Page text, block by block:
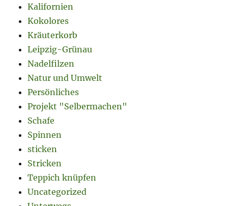
Kalifornien
Kokolores
Kräuterkorb
Leipzig-Grünau
Nadelfilzen
Natur und Umwelt
Persönliches
Projekt "Selbermachen"
Schafe
Spinnen
sticken
Stricken
Teppich knüpfen
Uncategorized